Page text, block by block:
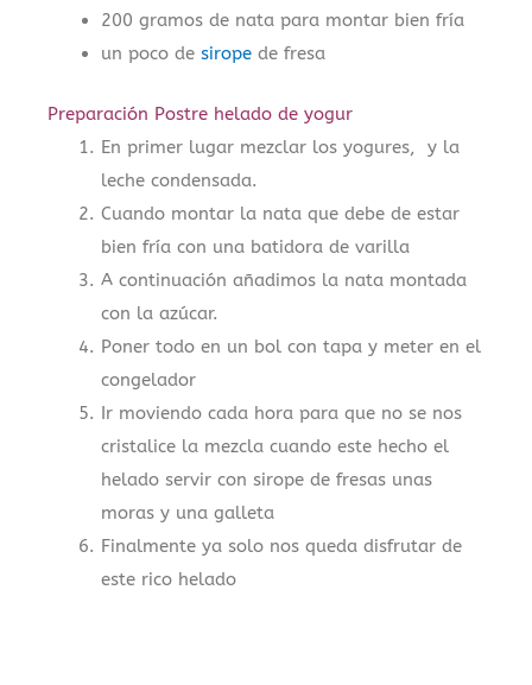
200 gramos de nata para montar bien fría
un poco desirope de fresa
Preparación Postre helado de yogur
En primer lugar mezclar los yogures, y la
leche condensada.
Cuando montar la nata que debe de estar
bien fría con una batidora de varilla
A continuación añadimos la nata montada
con la azúcar.
Poner todo en un bol con tapa y meter en el
congelador
Ir moviendo cada hora para que no se nos
cristalice la mezcla cuando este hecho el
helado servir con sirope de fresas unas
moras y una galleta
Finalmente ya solo nos queda disfrutar de
este rico helado